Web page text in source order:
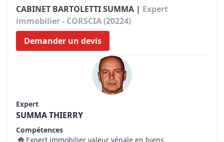
CABINET BARTOLETTI SUMMA | Expert
immobilier - CORSCIA (20224)
Demander un devis
Expert
SUMMA THIERRY
Compétences
Expert immobilier valeur vénale en biens